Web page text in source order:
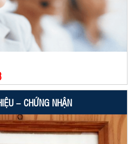
– CHỨNG NHẬN